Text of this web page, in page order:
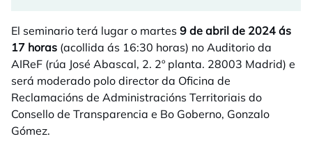
El seminario terá lugar o martes 9 de abril de 2024 ás
17 horas (acollida ás 16:30 horas) no Auditorio da
AIReF (rúa José Abascal, 2. 2º planta. 28003 Madrid) e
será moderado polo director da Oficina de
Reclamacións de Administracións Territoriais do
Consello de Transparencia e Bo Goberno, Gonzalo
Gómez.